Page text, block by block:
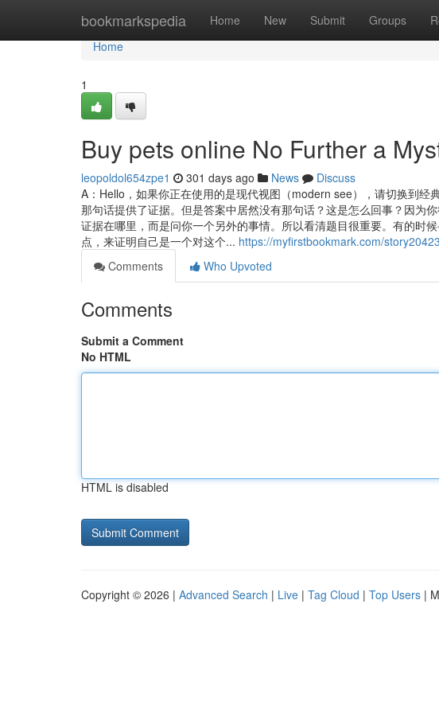
bookmarkspedia Home New Submit Groups
Home
Home
1
Buy pets online No Further a
leopoldol654zpe1 301 days ago News
Discuss
A：Hello，如果你正在使用的是现代视图（modern see），请切换到
那句话提供了证据。但是答案中居然没有那句话？这是怎么回事？因为
证据在哪里，而是问你一个另外的事情。所以看清题目很重要。有的时
点，来证明自己是一个对这个... https://myfirstbookmark.com/
Comments
Who Upvoted
Comments
Submit a Comment
No HTML
HTML is disabled
Copyright © 2026 | Advanced Search | Live | Tag Cloud | Top Users |